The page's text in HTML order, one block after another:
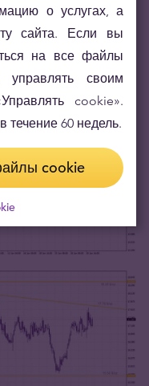
3ех месяцев).
зоны в области
о услугах, а
сайта. Если вы
на все файлы
своим
cookie».
течение 60 недель.
cookie